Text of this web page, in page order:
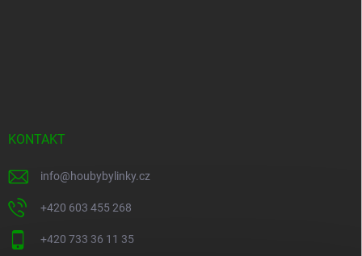
KONTAKT
info@houbybylinky.cz
+420 603 455 268
+420 733 36 11 35